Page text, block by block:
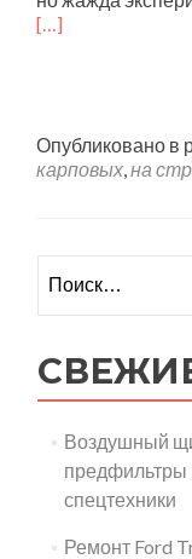
[…]
Опубликовано в
карповых на
Воздушный
предфильтры
спецтехники
Ремонт Ford